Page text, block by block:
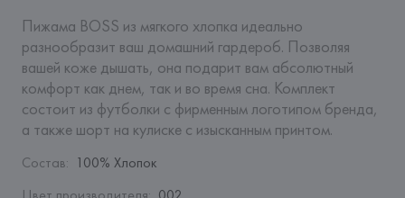
Пижама BOSS из мягкого хлопка идеально
разнообразит ваш домашний гардероб. Позволяя
вашей коже дышать, она подарит вам абсолютный
комфорт как днем, так и во время сна. Комплект
состоит из футболки с фирменным логотипом бренда,
а также шорт на кулиске с изысканным принтом.
Состав: 100% Хлопок